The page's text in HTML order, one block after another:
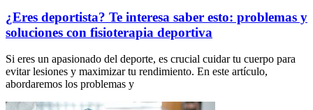
¿Eres deportista? Te interesa saber esto: problemas y
soluciones con fisioterapia deportiva
Si eres un apasionado del deporte, es crucial cuidar tu cuerpo para
evitar lesiones y maximizar tu rendimiento. En este artículo,
abordaremos los problemas y